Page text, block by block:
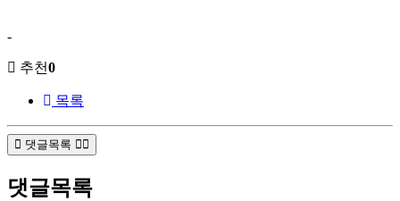
-
추천0
목록
댓글목록
댓글목록